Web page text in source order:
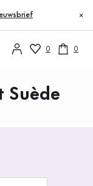
×
0 0
Suède